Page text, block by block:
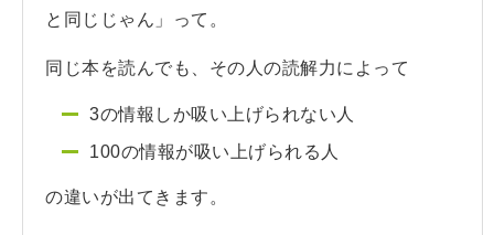
と同じじゃん」って。
同じ本を読んでも、その人の読解力によって
3の情報しか吸い上げられない人
100の情報が吸い上げられる人
の違いが出てきます。